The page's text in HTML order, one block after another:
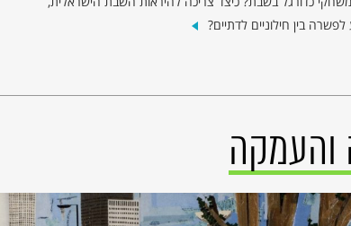
בין חילוניים לדתיים?
והעמקה